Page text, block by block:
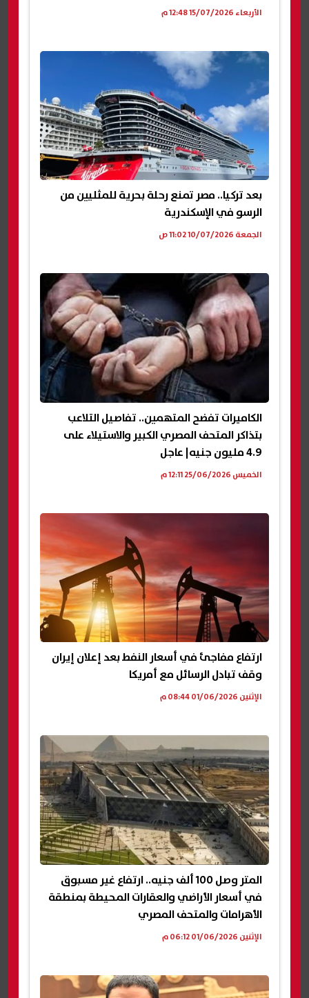
الأربعاء 15/07/2026 12:48 م
بعد تركيا.. مصر تمنع رحلة بحرية للمثليين من
الرسو في الإسكندرية
الجمعة 10/07/2026 11:02 ص
الكاميرات تفضح المتهمين.. تفاصيل التلاعب
بتذاكر المتحف المصري الكبير والاستيلاء على
4.9 مليون جنيه| عاجل
الخميس 25/06/2026 12:11 م
ارتفاع مفاجئ في أسعار النفط بعد إعلان إيران
وقف تبادل الرسائل مع أمريكا
الإثنين 01/06/2026 08:44 م
المتر وصل 100 ألف جنيه.. ارتفاع غير مسبوق
في أسعار الأراضي والعقارات المحيطة بمنطقة
الأهرامات والمتحف المصري
الإثنين 01/06/2026 06:12 م